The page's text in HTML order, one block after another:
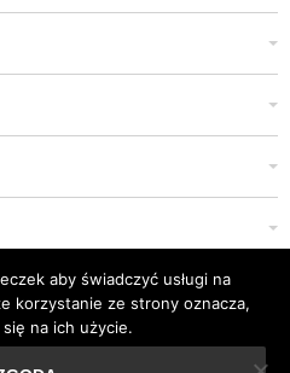
w miejscu pracy
aby świadczyć usługi na
korzystanie ze strony oznacza,
na ich użycie.